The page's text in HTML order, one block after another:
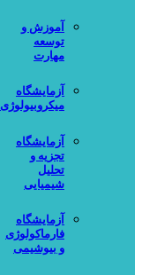
آموزش و
توسعه
مهارت
آزمایشگاه
میکروبیولوژی
آزمایشگاه
تجزیه و
تحلیل
شیمیایی
آزمایشگاه
فارماکولوژی
و بیوشیمی